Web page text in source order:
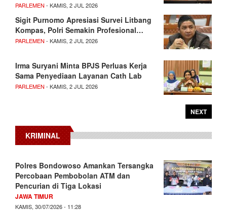
PARLEMEN - KAMIS, 2 JUL 2026
Sigit Purnomo Apresiasi Survei Litbang
Kompas, Polri Semakin Profesional…
PARLEMEN - KAMIS, 2 JUL 2026
Irma Suryani Minta BPJS Perluas Kerja
Sama Penyediaan Layanan Cath Lab
PARLEMEN - KAMIS, 2 JUL 2026
NEXT
KRIMINAL
Polres Bondowoso Amankan Tersangka
Percobaan Pembobolan ATM dan
Pencurian di Tiga Lokasi
JAWA TIMUR
KAMIS, 30/07/2026 - 11:28